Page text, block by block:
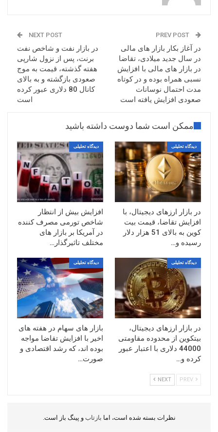
اصلاح و پولبک وجود دارد.
در آغاز بکار بازار های مالی
در سال جدید میلادی، تقاضا
در بازار های مالی با افزایش
نسبی همراه بوده و در کوتاه
مدت احتمال نوسانات
صعودی افزایش یافته است
NEXT POST
در بازار نفت و شاخص نفت
برنت، پس از نزول شارپی
هفته گذشته، قیمت به موج
صعودی بازگشته و به بالای
کانال 80 دلاری عبور کرده
است
ممکن است شما دوست داشته باشید
دیدگاه تحلیلی
در بازار ارزهای دیجیتال، با
افزایش تقاضا، قیمت بیت
کوین به بالای 51 هزار دلار
رسیده و…
دیدگاه تحلیلی
افزایش بیش از انتظار
شاخص تورمی مصرف کننده
در آمریکا بر بازار های
مختلف تاثیرگذار…
دیدگاه تحلیلی
در بازار ارزهای دیجیتال،
بیتکوین از محدوده مقاومتی
44000 دلاری با اعتبار عبور
کرده و…
دیدگاه تحلیلی
بازار های سهام در هفته های
اخیر با افزایش تقاضا مواجه
بوده اند، که رشد اقتصادی و
صورت…
NEXT
نظرات بسته شده است، اما بازتابو پینگ باز است.